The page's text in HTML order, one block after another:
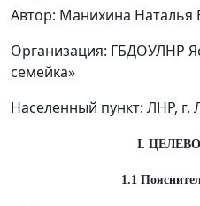
Автор: Манихина Наталья
Организация: ГБДОУЛНР
семейка»
Населенный пункт: ЛНР, г.
I.
1.1